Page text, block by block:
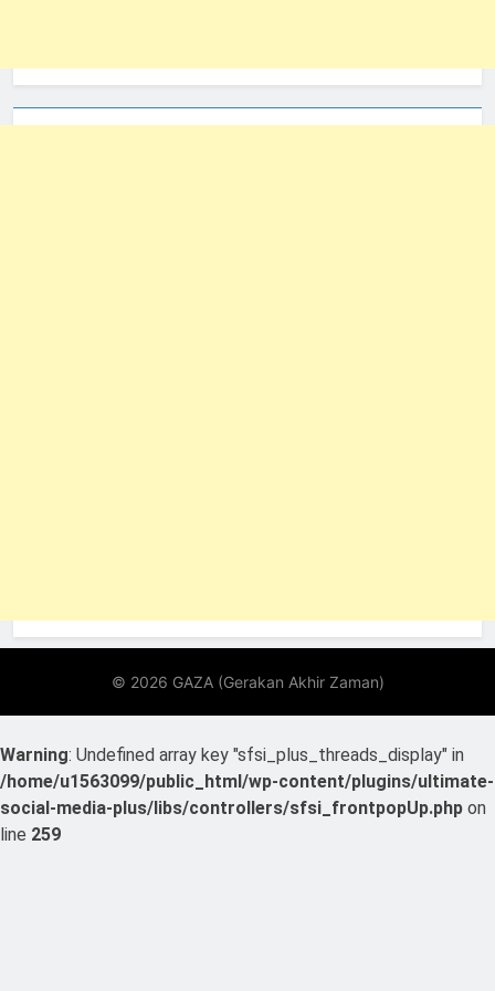
Warning: Undefined array key "sfsi_plus_threads_display" in
/home/u1563099/public_html/wp-content/plugins/ultimate-
social-media-plus/libs/controllers/sfsi_frontpopUp.php on
line 259